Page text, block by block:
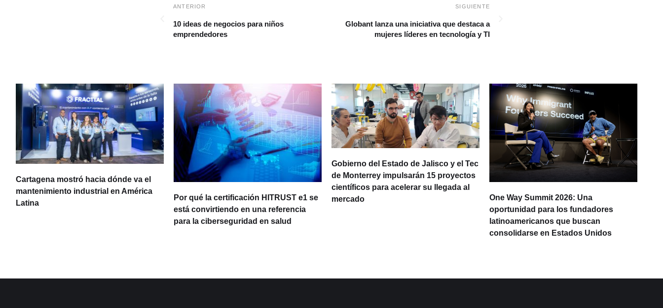
10 ideas de negocios para niños
emprendedores
Globant lanza una iniciativa que destaca a
mujeres líderes en tecnología y TI
Cartagena mostró hacia dónde va el
mantenimiento industrial en América
Latina
Por qué la certificación HITRUST e1 se
está convirtiendo en una referencia
para la ciberseguridad en salud
Gobierno del Estado de Jalisco y el Tec
de Monterrey impulsarán 15 proyectos
científicos para acelerar su llegada al
mercado
One Way Summit 2026: Una
oportunidad para los fundadores
latinoamericanos que buscan
consolidarse en Estados Unidos